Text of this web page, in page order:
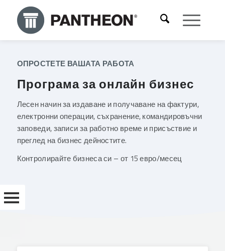
ОПРОСТЕТЕ ВАШАТА РАБОТА
Програма за онлайн бизнес
Лесен начин за издаване и получаване на фактури,
електронни операции, съхранение, командировъчни
заповеди, записи за работно време и присъствие и
преглед на бизнес дейностите.
Контролирайте бизнеса си – от 15 евро/месец